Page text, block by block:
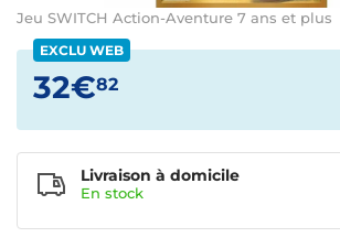
Jeu SWITCH Action-Aventure 7 ans et plus
EXCLU WEB
32€82
Livraison à domicile
En stock